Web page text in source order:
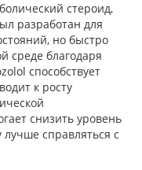
стероид,
разработан для
но быстро
среде благодаря
способствует
к росту
снизить уровень
лучше справляться с